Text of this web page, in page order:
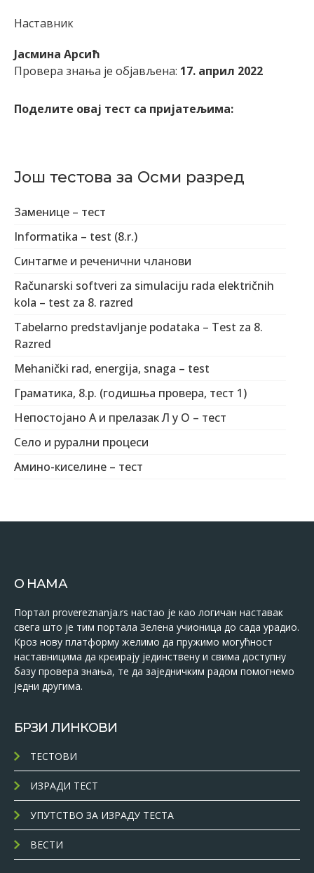
Наставник
Јасмина Арсић
Провера знања је објављена: 17. април 2022
Поделите овај тест са пријатељима:
Још тестова за Осми разред
Заменице – тест
Informatika – test (8.r.)
Синтагме и реченични чланови
Računarski softveri za simulaciju rada električnih
kola – test za 8. razred
Tabelarno predstavljanje podataka – Test za 8.
Razred
Mehanički rad, energija, snaga – test
Граматика, 8.р. (годишња провера, тест 1)
Непостојано А и прелазак Л у О – тест
Село и рурални процеси
Амино-киселине – тест
О НАМА
Портал provereznanja.rs настао је као логичан наставак
свега што је тим портала Зелена учионица до сада урадио.
Кроз нову платформу желимо да пружимо могућност
наставницима да креирају јединствену и свима доступну
базу провера знања, те да заједничким радом помогнемо
једни другима.
БРЗИ ЛИНКОВИ
ТЕСТОВИ
ИЗРАДИ ТЕСТ
УПУТСТВО ЗА ИЗРАДУ ТЕСТА
ВЕСТИ